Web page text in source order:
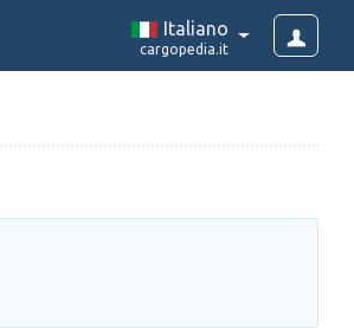
Italiano
cargopedia.it